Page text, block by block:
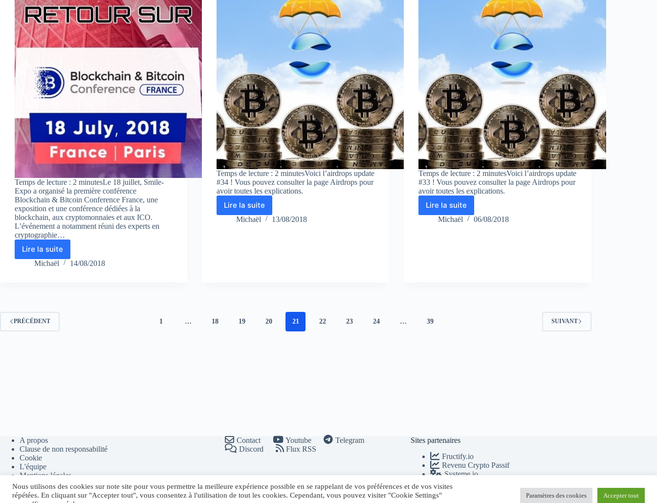
Temps de lecture : 2 minutesLe 18 juillet, Smile-
Expo a organisé la première conférence
Blockchain & Bitcoin Conference France, une
exposition et une conférence dédiées à la
blockchain, aux cryptomonnaies et aux ICO.
L’événement a notamment réuni des experts en
cryptographie…
Lire la suite
Retour
sur
Michaël 14/08/2018
Temps de lecture : 2 minutesVoici l’airdrops update
#34 ! Vous pouvez consulter la page Airdrops pour
avoir toutes les explications.
Lire la suite
Airdrops
update
Michaël 13/08/2018
Temps de lecture : 2 minutesVoici l’airdrops update
#33 ! Vous pouvez consulter la page Airdrops pour
avoir toutes les explications.
Lire la suite
Airdrops
update
Michaël 06/08/2018
PRÉCÉDENT 1 … 18 19 20 21 22 23 24 … 39 SUIVANT
A propos
Clause de non responsabilité
Cookie
L'équipe
Mentions légales
Outils et ressources
Politique de confidentialité
Contact Youtube
Telegram
Discord
Flux RSS
Sites partenaires
Fructify.io
Revenu Crypto Passif
Systeme.io
MichaelRevel.com
Nous utilisons des cookies sur note site pour vous permettre la meilleure expérience possible en se rappelant de vos préférences et de vos visites
répétées. En cliquant sur "Accepter tout", vous consentez à l'utilisation de tout les cookies. Cependant, vous pouvez visiter "Cookie Settings"
Paramètres des cookies Accepter tout